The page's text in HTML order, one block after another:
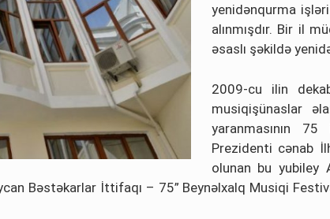
yenidənqurma
alınmışdır. Bir il
əsaslı şəkildə
2009-cu ilin
musiqişünаslаr
yaranmasının
Prezidenti cənab
olunan bu yubiley
Bəstəkarlar İttifaqı – 75” Beynəlxalq Musiqi